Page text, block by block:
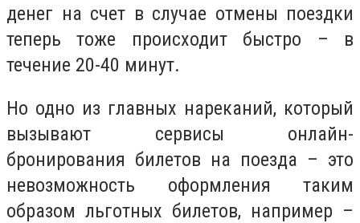
денег на счет в случае отмены поездки
теперь тоже происходит быстро – в
течение 20-40 минут.
Но одно из главных нареканий, который
вызывают сервисы онлайн-
бронирования билетов на поезда – это
невозможность оформления таким
образом льготных билетов, например –